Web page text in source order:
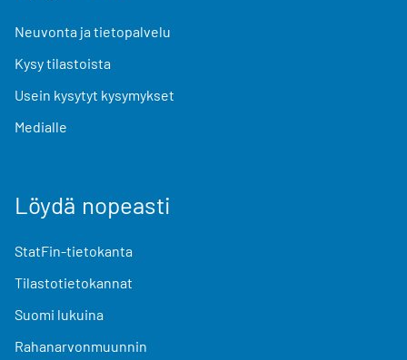
Neuvonta ja tietopalvelu
Kysy tilastoista
Usein kysytyt kysymykset
Medialle
Löydä nopeasti
StatFin-tietokanta
Tilastotietokannat
Suomi lukuina
Rahanarvonmuunnin